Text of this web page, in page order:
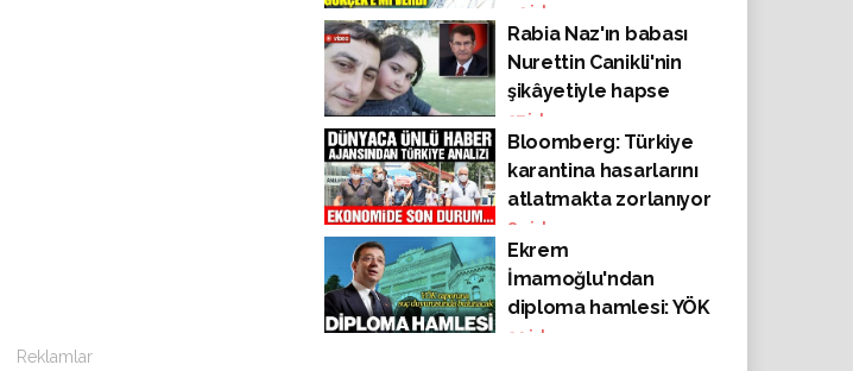
49 izlenme
Rabia Naz'ın babası
Nurettin Canikli'nin
şikâyetiyle hapse
girdi! "Katiller
yargılansın diye
mücadele ettik ama
biz yargılandık"
27izlenme
Bloomberg: Türkiye
karantina hasarlarını
atlatmakta zorlanıyor
84 izlenme
Ekrem
İmamoğlu'ndan
diploma hamlesi: YÖK
Raporu'na suç
29 izlenme
Reklamlar